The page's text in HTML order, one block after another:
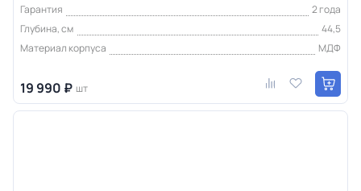
Гарантия
2 года
Глубина, см
44,5
Материал корпуса
МДФ
19 990 ₽ шт